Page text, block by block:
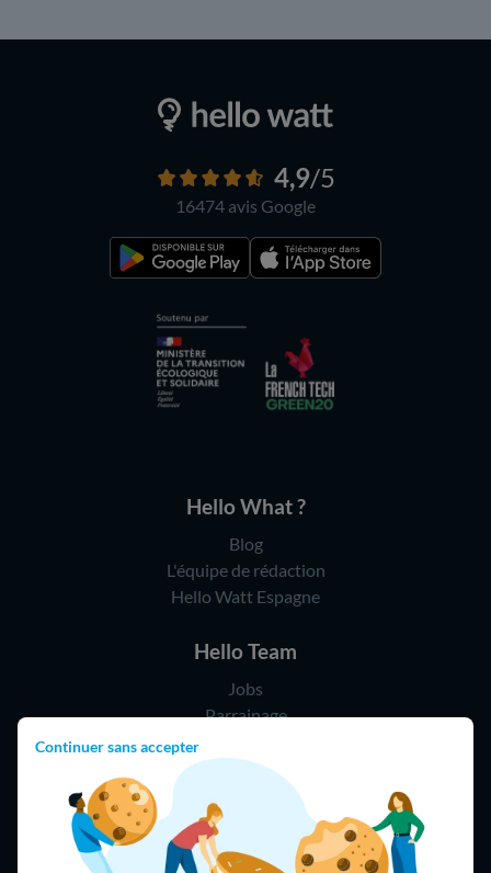
Continuer sans accepter
4,9/5
16474 avis Google
Hello What ?
Blog
L'équipe de rédaction
Hello Watt Espagne
Hello Team
Jobs
Parrainage
Rejoindre notre réseau d'artisans
09 75 18 60 60
(8h-21h)
75018 Paris